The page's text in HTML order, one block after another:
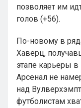
позволяет им
голов (+56).
По-новому в
Хаверц,
этапе карьеры
Арсенал не
над
футболистам